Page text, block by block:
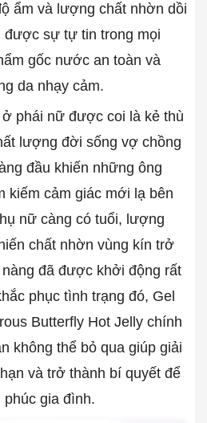
ẩm và lượng chất nhờn dồi
được sự tự tin trong mọi
gốc nước an toàn và
da nhạy cảm.
phái nữ được coi là kẻ thù
lượng đời sống vợ chồng
đầu khiến những ông
kiếm cảm giác mới lạ bên
nữ càng có tuổi, lượng
chất nhờn vùng kín trở
đã được khởi động rất
phục tình trạng đó, Gel
Butterfly Hot Jelly chính
không thể bỏ qua giúp giải
và trở thành bí quyết để
gia đình.